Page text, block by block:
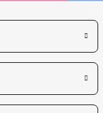
Shutter